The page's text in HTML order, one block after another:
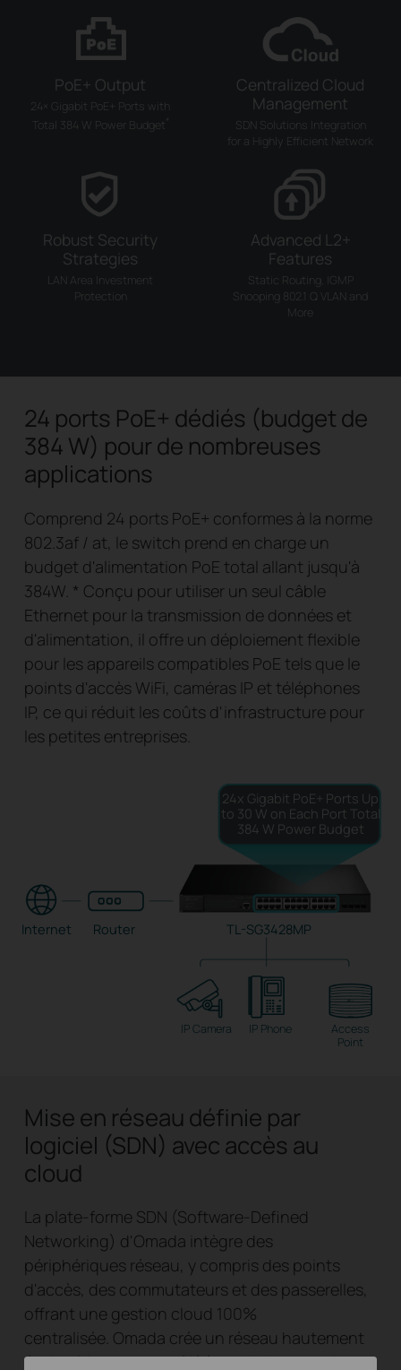
PoE+ Output
24× Gigabit PoE+ Ports with
Total 384 W Power Budget *
Centralized Cloud
Management
SDN Solutions Integration
for a Highly Efficient Network
Robust Security
Strategies
LAN Area Investment
Protection
Advanced L2+
Features
Static Routing, IGMP
Snooping 802.1 Q VLAN and
More
24 ports PoE+ dédiés (budget de
384 W) pour de nombreuses
applications
Comprend 24 ports PoE+ conformes à la norme
802.3af / at, le switch prend en charge un
budget d'alimentation PoE total allant jusqu'à
384W. * Conçu pour utiliser un seul câble
Ethernet pour la transmission de données et
d'alimentation, il offre un déploiement flexible
pour les appareils compatibles PoE tels que le
points d'accès WiFi, caméras IP et téléphones
IP, ce qui réduit les coûts d'infrastructure pour
les petites entreprises.
24x Gigabit PoE+ Ports Up
to 30 W on Each Port Total
384 W Power Budget
TL-SG3428MP
Router
Internet
IP Camera IP Phone
Access
Point
Mise en réseau définie par
logiciel (SDN) avec accès au
cloud
La plate-forme SDN (Software-Defined
Networking) d'Omada intègre des
périphériques réseau, y compris des points
d'accès, des commutateurs et des passerelles,
offrant une gestion cloud 100%
centralisée. Omada crée un réseau hautement
évolutif, le tout contrôlé à partir d'une seule